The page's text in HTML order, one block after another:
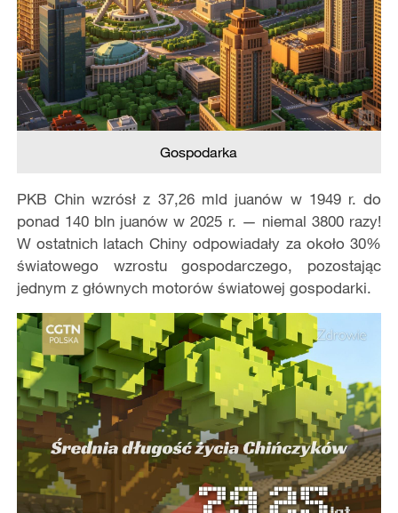
Gospodarka
PKB Chin wzrósł z 37,26 mld juanów w 1949 r. do
ponad 140 bln juanów w 2025 r. — niemal 3800 razy!
W ostatnich latach Chiny odpowiadały za około 30%
światowego wzrostu gospodarczego, pozostając
jednym z głównych motorów światowej gospodarki.